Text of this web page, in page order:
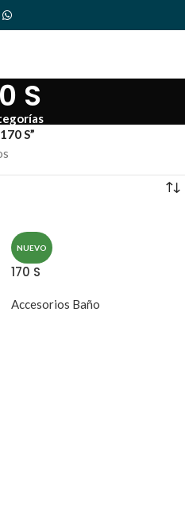
S
S”
NUEVO
170 S
Accesorios Baño